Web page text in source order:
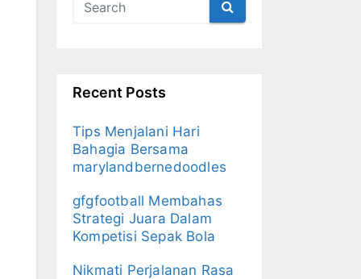
Recent Posts
Tips Menjalani Hari
Bahagia Bersama
marylandbernedoodles
gfgfootball Membahas
Strategi Juara Dalam
Kompetisi Sepak Bola
Nikmati Perjalanan Rasa